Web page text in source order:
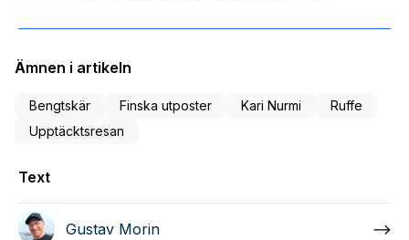
Ämnen i artikeln
Bengtskär Finska utposter Kari Nurmi
Ruffe
Upptäcktsresan
Text
Gustav Morin